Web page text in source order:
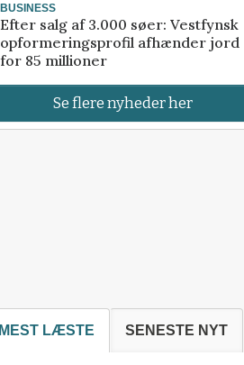
BUSINESS
Efter salg af 3.000 søer: Vestfynsk
opformeringsprofil afhænder jord
for 85 millioner
Se flere nyheder her
MEST LÆSTE SENESTE NYT